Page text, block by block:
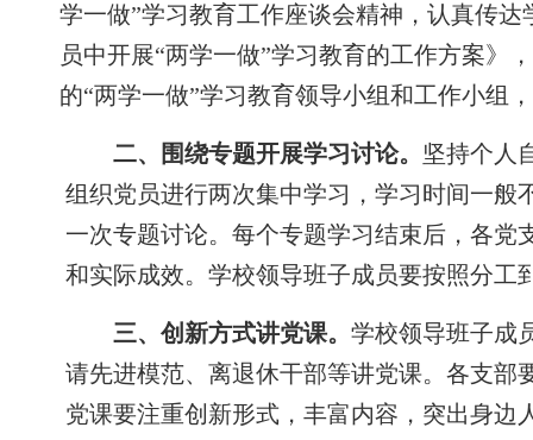
学一做”学习教育工作座谈会精神，认真传达
员中开展“两学一做”学习教育的工作方案》
的“两学一做”学习教育领导小组和工作小组，
二、围绕专题开展学习讨论。 坚持个人
组织党员进行两次集中学习，学习时间一般
一次专题讨论。每个专题学习结束后，各
和实际成效。学校领导班子成员要按照分工
三、创新方式讲党课。学校领导班子成
请先进模范、离退休干部等讲党课。各支部
党课要注重创新形式，丰富内容，突出身